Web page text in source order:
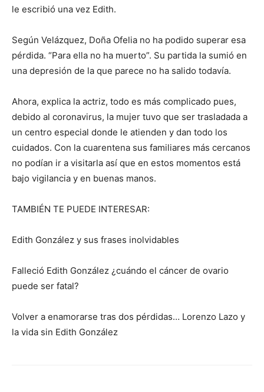
le escribió una vez Edith.
Según Velázquez, Doña Ofelia no ha podido superar esa
pérdida. “Para ella no ha muerto”. Su partida la sumió en
una depresión de la que parece no ha salido todavía.
Ahora, explica la actriz, todo es más complicado pues,
debido al coronavirus, la mujer tuvo que ser trasladada a
un centro especial donde le atienden y dan todo los
cuidados. Con la cuarentena sus familiares más cercanos
no podían ir a visitarla así que en estos momentos está
bajo vigilancia y en buenas manos.
TAMBIÉN TE PUEDE INTERESAR:
Edith González y sus frases inolvidables
Falleció Edith González ¿cuándo el cáncer de ovario
puede ser fatal?
Volver a enamorarse tras dos pérdidas… Lorenzo Lazo y
la vida sin Edith González